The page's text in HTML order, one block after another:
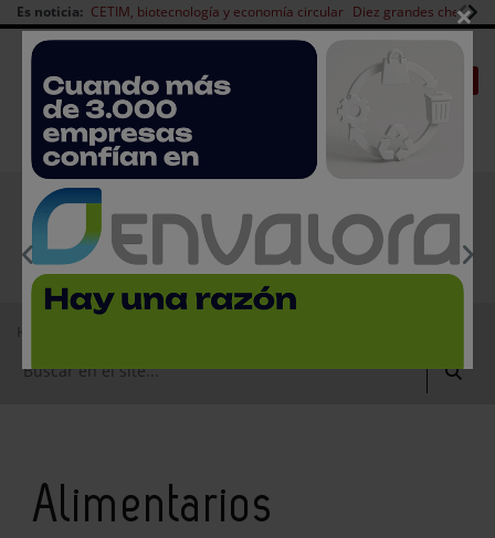
Es noticia: CETIM, biotecnología y economía circular Diez grandes chefs
Redes Sociales
Es noticia
| CANAL EMPLEO Login empresas Registro
Alimentarios
×